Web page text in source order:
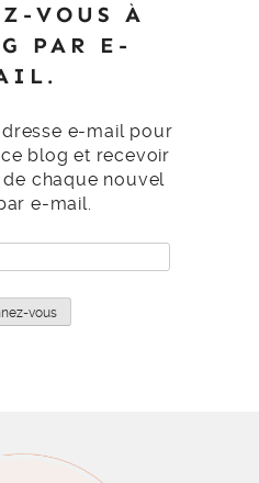
VOUS À
PAR E-
e-mail pour
blog et recevoir
chaque nouvel
e-mail.
vous